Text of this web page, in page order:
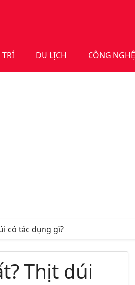
TRÍ DU LỊCH CÔNG NGHỆ
có tác dụng gì?
Thịt dúi